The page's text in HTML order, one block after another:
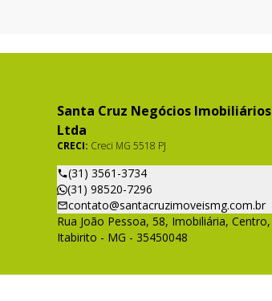
Santa Cruz Negócios Imobiliários
Ltda
CRECI: Creci MG 5518 PJ
(31) 3561-3734
(31) 98520-7296
contato@santacruzimoveismg.com.br
Rua João Pessoa, 58, Imobiliária, Centro,
Itabirito - MG - 35450048